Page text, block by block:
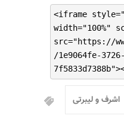
<iframe
width="100%"
src="https://
/1e9064fe-
اشرف و لیبرتی